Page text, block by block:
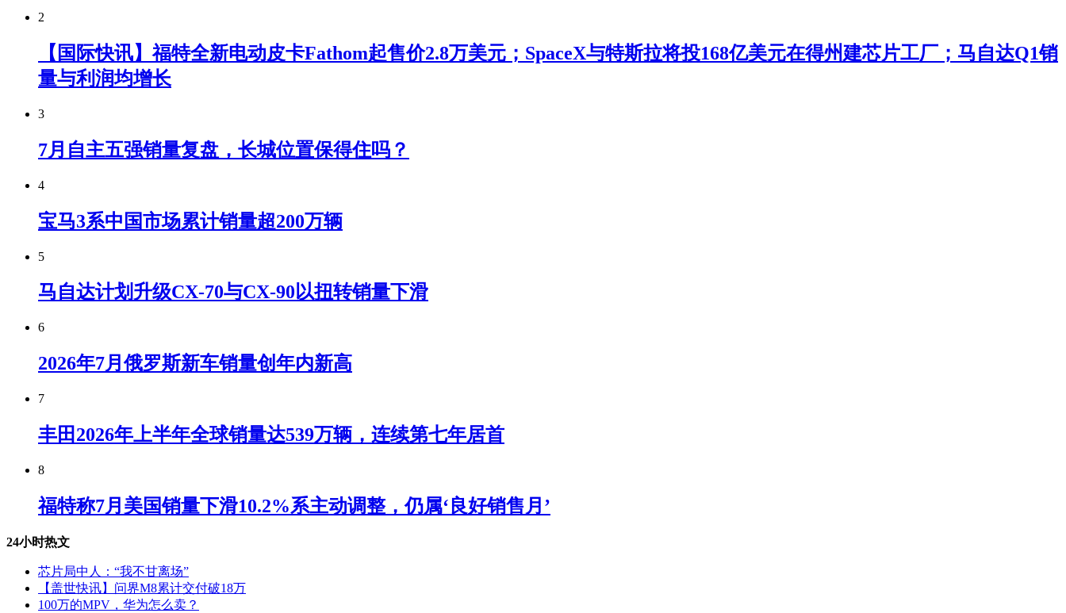
2
【国际快讯】福特全新电动皮卡Fathom起售价2.8万美元；SpaceX与特斯拉将投168亿美元在得州建芯片工厂；马自达Q1销
量与利润均增长
3
7月自主五强销量复盘，长城位置保得住吗？
4
宝马3系中国市场累计销量超200万辆
5
马自达计划升级CX-70与CX-90以扭转销量下滑
6
2026年7月俄罗斯新车销量创年内新高
7
丰田2026年上半年全球销量达539万辆，连续第七年居首
8
福特称7月美国销量下滑10.2%系主动调整，仍属‘良好销售月’
24小时热文
芯片局中人：“我不甘离场”
【盖世快讯】问界M8累计交付破18万
100万的MPV，华为怎么卖？